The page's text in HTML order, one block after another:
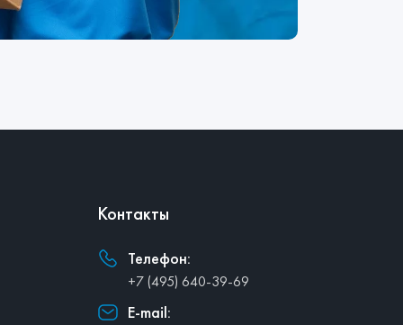
Контакты
Телефон:
+7 (495) 640-39-69
E-mail: